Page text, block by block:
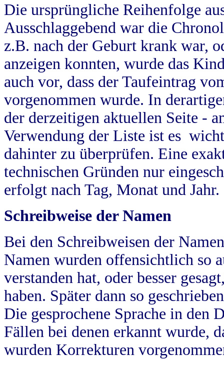
Die ursprüngliche Reihenfolge
Ausschlaggebend war die
z.B. nach der Geburt krank war,
anzeigen konnten, wurde das
auch vor, dass der Taufeintrag
vorgenommen wurde. In
der derzeitigen aktuellen Seite -
Verwendung der Liste ist es
dahinter zu überprüfen. Eine
technischen Gründen nur
erfolgt nach Tag, Monat und Jahr.
Schreibweise der Namen
Bei den Schreibweisen der
Namen wurden offensichtlich so
verstanden hat, oder besser
haben. Später dann so
Die gesprochene Sprache in
Fällen bei denen erkannt wurde,
wurden Korrekturen